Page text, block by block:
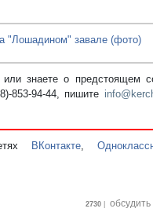
"Лошадином" завале (фото)
знаете о предстоящем
853-94-44, пишите
ВКонтакте,
2730| обсудить